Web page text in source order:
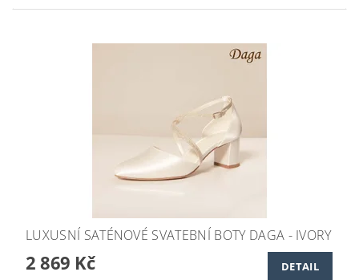
LUXUSNÍ SATÉNOVÉ SVATEBNÍ BOTY DAGA - IVORY
2 869 Kč DETAIL